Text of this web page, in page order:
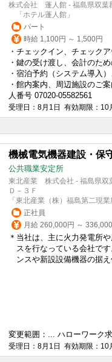
株式会社 蓬人館 - 福島県双葉
「ホテル蓬人館」
パート
時給 1,100円 ～ 1,500円
・チェックイン、チェック
・鍵の受け渡し、会計のた
・宿泊予約（システム導入
・館内案内、周辺施設のご
人番号 07020-05582561
受理日：8月1日 有効期限：10
機械電気機器建設・保
公共職業安定所
東北産業 株式会社 - 福島県双
Ｄ－３Ｆ
「東北産業（株）福島第二現業
正社員
月給 260,000円 ～
＊当社は、主に火力発電所
スを行なっている会社で
ンスや新設設備機器の据え
変更範囲：... ハローワーク
受理日：8月1日 有効期限：10